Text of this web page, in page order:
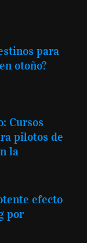
para
otoño?
Cursos
pilotos de
la
efecto
por